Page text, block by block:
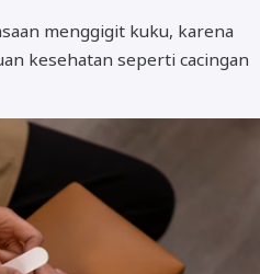
menggigit kuku, karena
kesehatan seperti cacingan